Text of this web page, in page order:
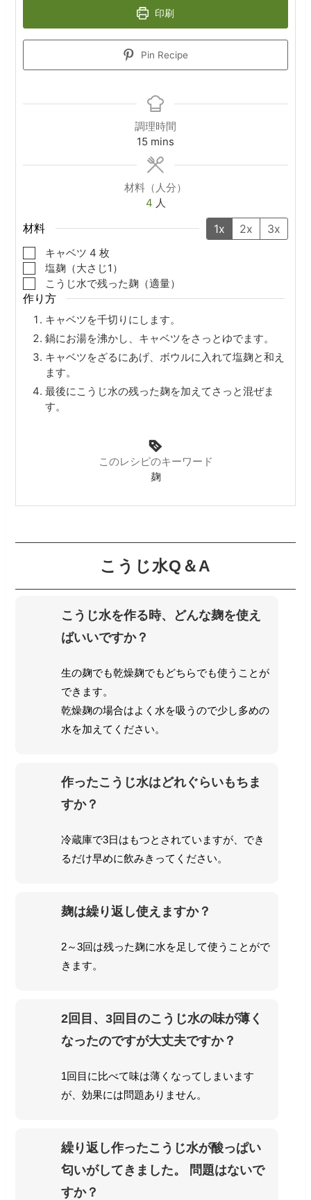
印刷
Pin Recipe
調理時間
15 minutes
mins
材料（人分）
4 人
材料 1x 2x 3x
▢
キャベツ 4 枚
▢
塩麹（大さじ1）
▢
こうじ水で残った麹（適量）
作り方
キャベツを千切りにします。
鍋にお湯を沸かし、キャベツをさっとゆでます。
キャベツをざるにあげ、ボウルに入れて塩麹と和え
ます。
最後にこうじ水の残った麹を加えてさっと混ぜま
す。
このレシピのキーワード
麹
こうじ水Q＆A
こうじ水を作る時、どんな麹を使え
ばいいですか？
生の麹でも乾燥麹でもどちらでも使うことが
できます。
乾燥麹の場合はよく水を吸うので少し多めの
水を加えてください。
作ったこうじ水はどれぐらいもちま
すか？
冷蔵庫で3日はもつとされていますが、でき
るだけ早めに飲みきってください。
麹は繰り返し使えますか？
2～3回は残った麹に水を足して使うことがで
きます。
2回目、3回目のこうじ水の味が薄く
なったのですが大丈夫ですか？
1回目に比べて味は薄くなってしまいます
が、効果には問題ありません。
繰り返し作ったこうじ水が酸っぱい
匂いがしてきました。
問題はないで
すか？